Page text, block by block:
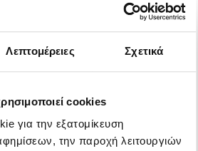
Λεπτομέρειες Σχετικά
cookies
για την εξατομίκευση
την παροχή λειτουργιών